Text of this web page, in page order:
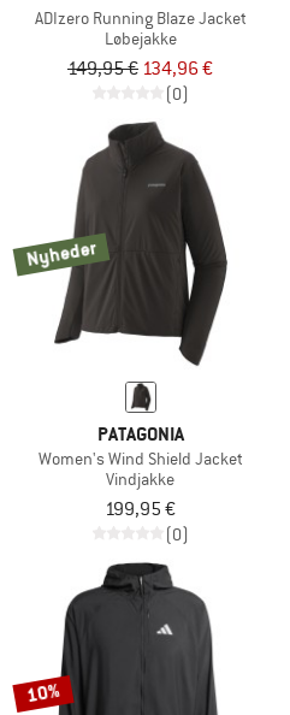
ADIzero Running Blaze Jacket
Løbejakke
149,95 € 134,96 €
(0)
Jacket
Nyheder
PATAGONIA
Women's Wind Shield Jacket
Vindjakke
199,95 €
(0)
10%